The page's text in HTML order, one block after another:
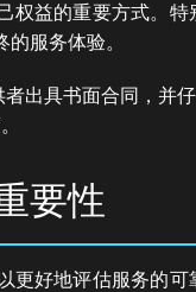
权益的重要方式。
服务体验。
出具书面合同，并
要性
更好地评估服务的